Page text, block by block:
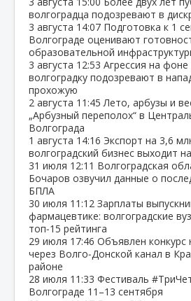
волгоградца подозревают в
3 августа 14:07 Подготовка к 1
Волгограде оценивают
образовательной
3 августа 12:53 Агрессия на фоне
волгоградку подозревают в
прохожую
2 августа 11:45 Лето, арбузы и
„Арбузный переполох“ в
Волгограда
1 августа 14:16 Экспорт на 3,6
волгоградский бизнес выходит
31 июля 12:11 Волгоградская
Бочаров озвучил данные о
БПЛА
30 июля 11:12 Зарплаты
фармацевтике: волгоградские
топ‑15 рейтинга
29 июля 17:46 Объявлен конкурс
через Волго‑Донской канал в
районе
28 июля 11:33 Фестиваль
Волгограде 11–13 сентября